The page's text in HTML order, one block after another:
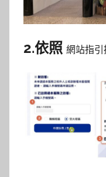
2.依照 網站指引